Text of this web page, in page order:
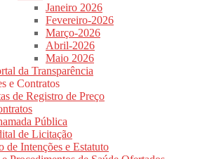
Janeiro 2026
Fevereiro-2026
Março-2026
Abril-2026
Maio 2026
da Transparência
e Contratos
de Registro de Preço
Pública
de Licitação
de Intenções e Estatuto